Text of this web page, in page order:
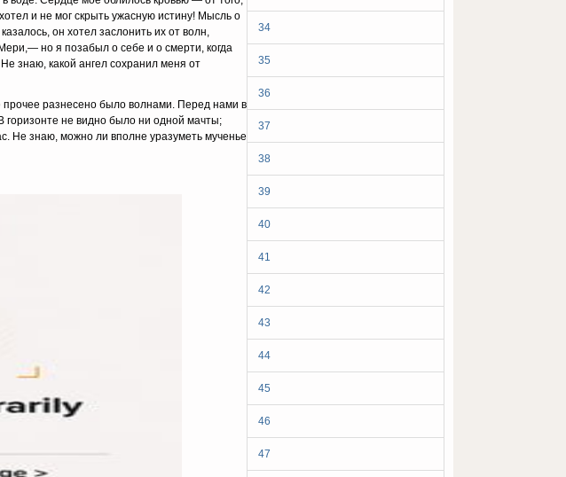
34
35
36
37
38
39
40
41
42
43
44
45
46
47
и не мог скрыть ужасную истину! Мысль о
он хотел заслонить их от волн,
но я позабыл о себе и о смерти, когда
знаю, какой ангел сохранил меня от
прочее разнесено было волнами. Перед нами в
горизонте не видно было ни одной мачты;
Не знаю, можно ли вполне уразуметь мученье